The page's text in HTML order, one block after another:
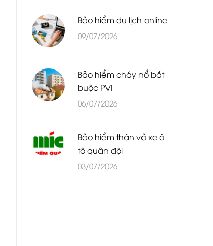
Bảo hiểm du lịch online
09/07/2026
Bảo hiểm cháy nổ bắt
buộc PVI
06/07/2026
Bảo hiểm thân vỏ xe ô
tô quân đội
03/07/2026